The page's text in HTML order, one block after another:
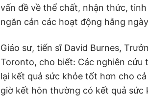
vấn đề về thể chất, nhận thức,
ngăn cản các hoạt động hằng
Giáo sư, tiến sĩ David Burnes,
Toronto, cho biết: Các nghiên cứu
lại kết quả sức khỏe tốt hơn cho
giờ kết hôn thường có kết quả sức